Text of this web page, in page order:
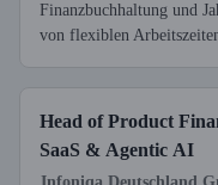
Finanzbuchhaltung und
von flexiblen
Head of Product
SaaS & Agentic AI